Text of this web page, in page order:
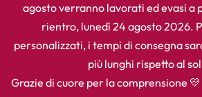
agosto verranno lavorati ed evasi a
rientro, lunedì 24 agosto 2026.
personalizzati, i tempi di consegna
più lunghi rispetto al
Grazie di cuore per la comprensione